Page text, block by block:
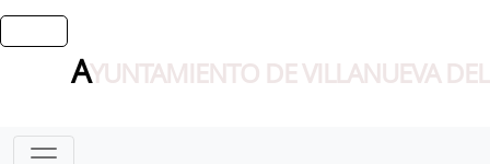
AYUNTAMIENTO DE VILLANUEVA